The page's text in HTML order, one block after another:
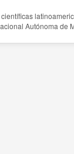
Autónoma de